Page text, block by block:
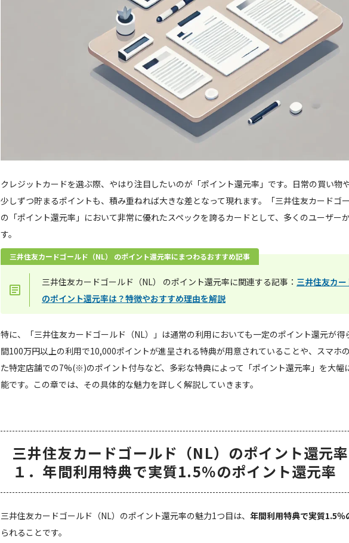
クレジットカードを選ぶ際、やはり注目したいのが「ポイント還元率」です。日常の買い物
少しずつ貯まるポイントも、積み重ねれば大きな差となって現れます。「三井住友カードゴ
の「ポイント還元率」において非常に優れたスペックを誇るカードとして、多くのユーザー
す。
三井住友カードゴールド（NL） のポイント還元率にまつわるおすすめ記事
三井住友カードゴールド（NL） のポイント還元率に関連する記事： 三井住友カ
のポイント還元率は？特徴やおすすめ理由を解説
特に、「三井住友カードゴールド（NL）」は通常の利用においても一定のポイント還元が得
間100万円以上の利用で10,000ポイントが進呈される特典が用意されていることや、スマホ
た特定店舗での7%(※)のポイント付与など、多彩な特典によって「ポイント還元率」を大幅
能です。この章では、その具体的な魅力を詳しく解説していきます。
三井住友カードゴールド（NL）のポイント還元
１．年間利用特典で実質1.5％のポイント還元率
三井住友カードゴールド（NL）のポイント還元率の魅力1つ目は、 年間利用特典で実質1.5％
られることです。